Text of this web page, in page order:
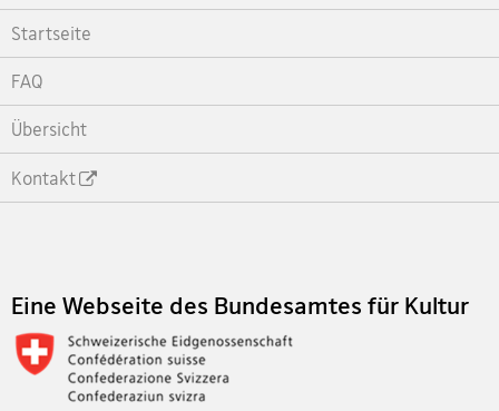
Startseite
FAQ
Übersicht
Kontakt
Eine Webseite des Bundesamtes für Kultur